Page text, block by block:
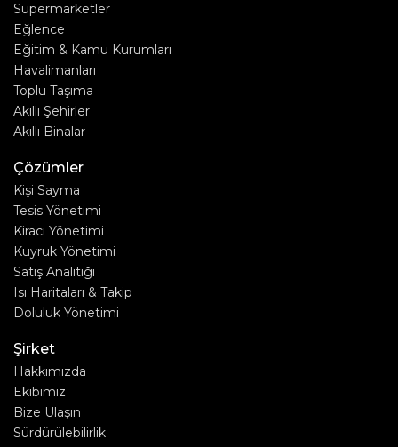
Süpermarketler
Eğlence
Eğitim & Kamu Kurumları
Havalimanları
Toplu Taşıma
Akıllı Şehirler
Akıllı Binalar
Çözümler
Kişi Sayma
Tesis Yönetimi
Kiracı Yönetimi
Kuyruk Yönetimi
Satış Analitiği
Isı Haritaları & Takip
Doluluk Yönetimi
Şirket
Hakkımızda
Ekibimiz
Bize Ulaşın
Sürdürülebilirlik